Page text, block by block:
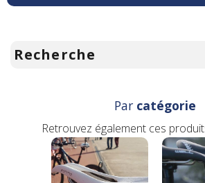
Recherche
Par catégorie
Retrouvez également ces